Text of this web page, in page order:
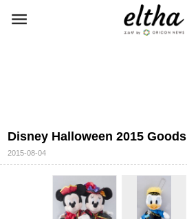
Disney Halloween 2015 Goods
2015-08-04